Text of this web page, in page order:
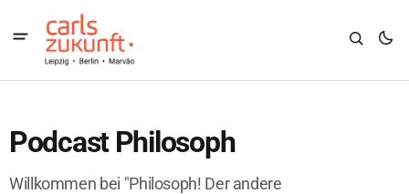
Podcast Philosoph
Willkommen bei "Philosoph! Der andere